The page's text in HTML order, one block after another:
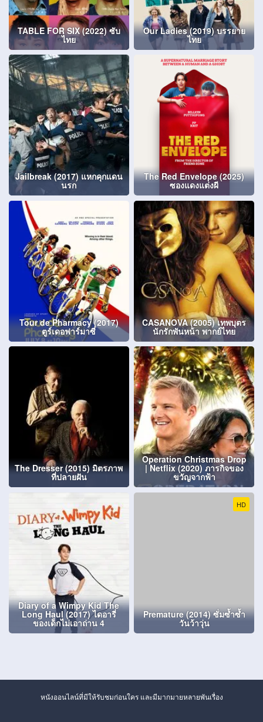
TABLE FOR SIX (2022) ซับ
ไทย
Our Ladies (2019) บรรยาย
ไทย
Jailbreak (2017) แหกคุกแดน
นรก
The Red Envelope (2025)
ซองแดงแต่งผี
Tour de Pharmacy (2017)
ตูร์เดอฟาร์มาซี่
CASANOVA (2005) เทพบุตร
นักรักพันหน้า พากย์ไทย
The Dresser (2015) มิตรภาพ
ที่ปลายฝัน
Operation Christmas Drop
| Netflix (2020) ภารกิจของ
ขวัญจากฟ้า
Diary of a Wimpy Kid The
Long Haul (2017) ไดอารี่
ของเด็กไม่เอาถ่าน 4
HD
Premature (2014) ซั่มซ้ำซ้ำ
วันว้าวุ่น
หนังออนไลน์ที่มีให้รับชมก่อนใคร และมีมากมายหลายพันเรื่อง